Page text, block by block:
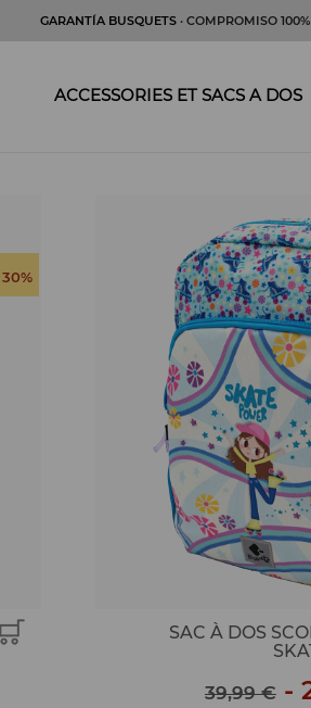
GARANTÍA BUSQUETS · COMPROMISO
ACCESSORIES ET SACS A DOS
30%
SAC À DOS
39,99 €-